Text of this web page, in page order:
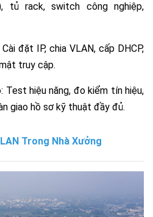
tủ rack, switch công nghiệp,
Cài đặt IP, chia VLAN, cấp DHCP,
truy cập.
: Test hiệu năng, đo kiểm tín hiệu,
giao hồ sơ kỹ thuật đầy đủ.
Trong Nhà Xưởng